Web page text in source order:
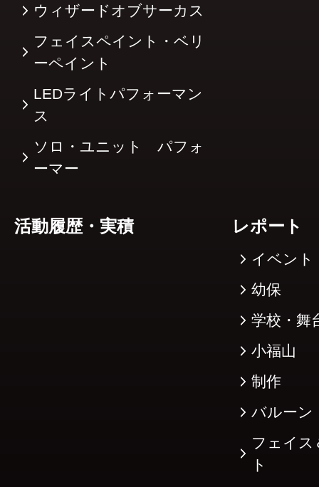
ウィザードオブサーカス
フェイスペイント・ベリ
ーペイント
LEDライトパフォーマン
ス
ソロ・ユニット パフォ
ーマー
活動履歴・実積 レポート
イベント
幼保
学校・舞
小福山
制作
バルーン
フェイス
ト